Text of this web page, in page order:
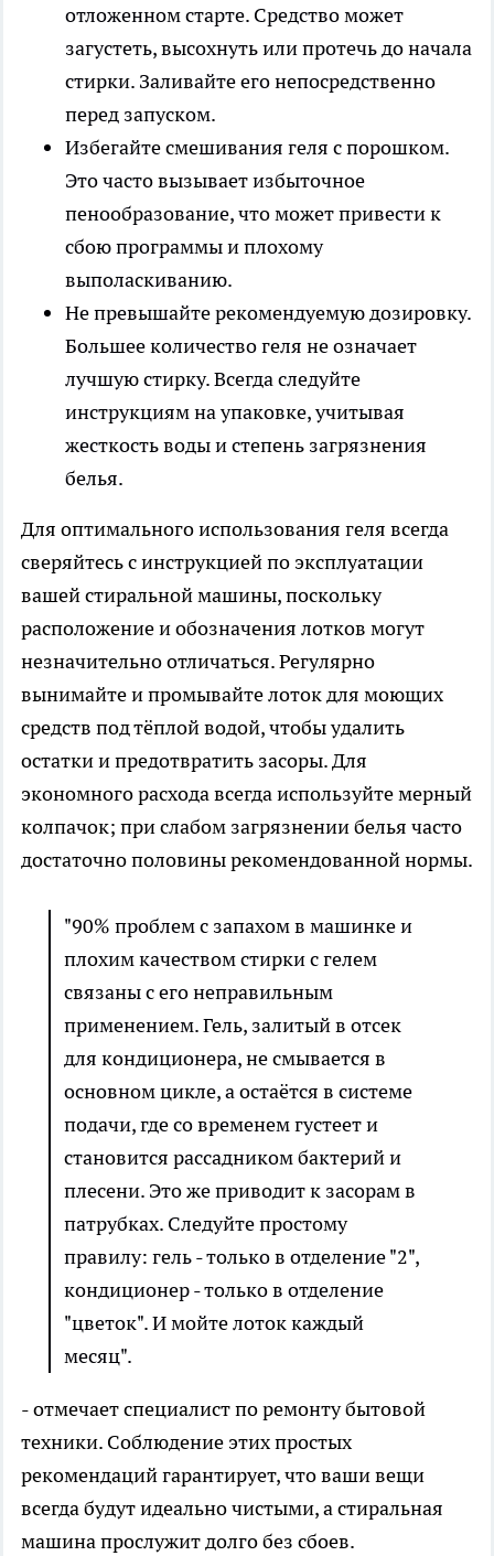
отложенном старте. Средство может
загустеть, высохнуть или протечь до начала
стирки. Заливайте его непосредственно
перед запуском.
Избегайте смешивания геля с порошком.
Это часто вызывает избыточное
пенообразование, что может привести к
сбою программы и плохому
выполаскиванию.
Не превышайте рекомендуемую дозировку.
Большее количество геля не означает
лучшую стирку. Всегда следуйте
инструкциям на упаковке, учитывая
жесткость воды и степень загрязнения
белья.
Для оптимального использования геля всегда
сверяйтесь с инструкцией по эксплуатации
вашей стиральной машины, поскольку
расположение и обозначения лотков могут
незначительно отличаться. Регулярно
вынимайте и промывайте лоток для моющих
средств под тёплой водой, чтобы удалить
остатки и предотвратить засоры. Для
экономного расхода всегда используйте мерный
колпачок; при слабом загрязнении белья часто
достаточно половины рекомендованной нормы.
"90% проблем с запахом в машинке и
плохим качеством стирки с гелем
связаны с его неправильным
применением. Гель, залитый в отсек
для кондиционера, не смывается в
основном цикле, а остаётся в системе
подачи, где со временем густеет и
становится рассадником бактерий и
плесени. Это же приводит к засорам в
патрубках. Следуйте простому
правилу: гель - только в отделение "2",
кондиционер - только в отделение
"цветок". И мойте лоток каждый
месяц".
- отмечает специалист по ремонту бытовой
техники. Соблюдение этих простых
рекомендаций гарантирует, что ваши вещи
всегда будут идеально чистыми, а стиральная
машина прослужит долго без сбоев.